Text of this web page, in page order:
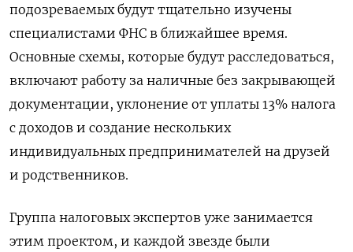
подозреваемых будут тщательно изучены
специалистами ФНС в ближайшее время.
Основные схемы, которые будут расследоваться,
включают работу за наличные без закрывающей
документации, уклонение от уплаты 13% налога
с доходов и создание нескольких
индивидуальных предпринимателей на друзей
и родственников.
Группа налоговых экспертов уже занимается
этим проектом, и каждой звезде были